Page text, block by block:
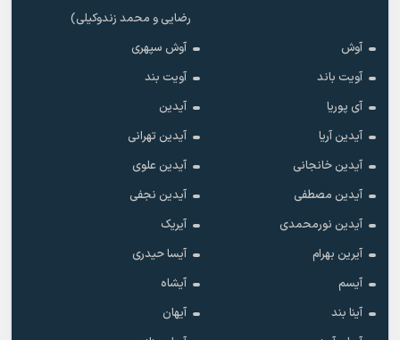
رضایی و محمد زندوکیلی)
آوش
آوش سپهری
آویت باند
آویت بند
آی پوریا
آیدین
آیدین آریا
آیدین تهرانی
آیدین خانجانی
آیدین علوی
آیدین مصطفی
آیدین نجفی
آیدین نورمحمدی
آیریک
آیرین بهرام
آیسا حیدری
آیسم
آیشاه
آینا بند
آیهان